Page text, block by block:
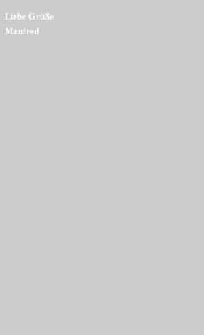
Liebe Grüße
Manfred